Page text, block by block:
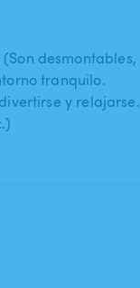
desmontables​,​
tranquilo.
y relajarse.